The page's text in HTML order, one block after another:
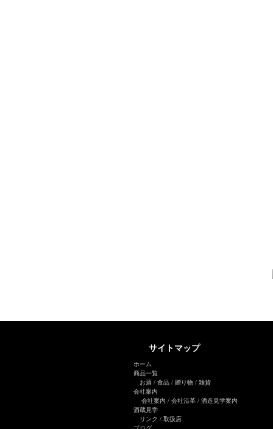
サイトマップ
ホーム
商品一覧
お酒 / 食品 / 贈り物 / 雑貨
会社案内
会社案内 / 会社沿革 / 酒造見学案内
酒蔵見学
リンク / 取扱店